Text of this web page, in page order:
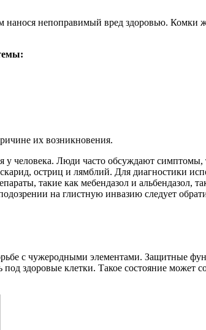
нанося непоправимый вред здоровью.
их возникновения.
у человека. Люди часто обсуждают симптомы,
остриц и лямблий. Для диагностики
такие как мебендазол и альбендазол,
на глистную инвазию следует
с чужеродными элементами. Защитные
здоровые клетки. Такое состояние может